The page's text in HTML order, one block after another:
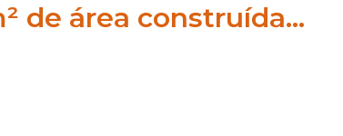
de área construída…